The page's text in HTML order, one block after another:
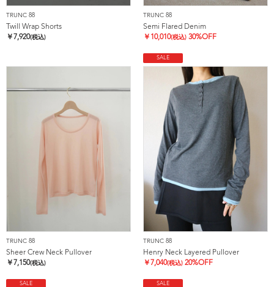
TRUNC 88
Twill Wrap Shorts
￥ 7,920(税込)
TRUNC 88
Semi Flared Denim
￥ 10,010(税込) 30%OFF
TRUNC 88
Sheer Crew Neck Pullover
￥ 7,150(税込)
SALE
TRUNC 88
Henry Neck Layered Pullover
￥ 7,040(税込) 20%OFF
SALE SALE